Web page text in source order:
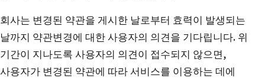
회사는 변경된 약관을 게시한 날로부터 효력이 발생되는
날까지 약관변경에 대한 사용자의 의견을 기다립니다. 위
기간이 지나도록 사용자의 의견이 접수되지 않으면,
사용자가 변경된 약관에 따라 서비스를 이용하는 데에